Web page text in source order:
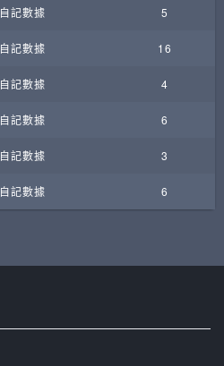
自記數據 5
自記數據 16
自記數據 4
自記數據 6
自記數據 3
自記數據 6